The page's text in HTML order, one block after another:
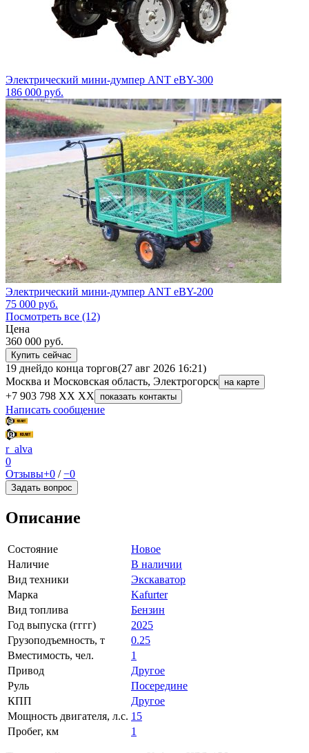
Электрический мини-думпер ANT eBY-300
186 000 руб.
Электрический мини-думпер ANT eBY-200
75 000 руб.
Посмотреть все (12)
Цена
360 000 руб.
Купить сейчас
19 днейдо конца торгов(27 авг 2026 16:21)
Москва и Московская область, Электрогорск на карте
+7 903 798 XX XX показать контакты
Написать сообщение
r_alva
0
Отзывы+0 /−0
Задать вопрос
Описание
Состояние
Новое
Наличие
В наличии
Вид техники
Экскаватор
Марка
Kafurter
Вид топлива
Бензин
Год выпуска (гггг)
2025
Грузоподъемность, т
0.25
Вместимость, чел.
1
Привод
Другое
Руль
Посередине
КПП
Другое
Мощность двигателя, л.с. 15
Пробег, км
1